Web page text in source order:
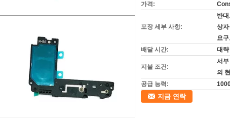
가격:
포장 세부 사항:
반
상자
요
배달 시간:
대략
지불 조건:
서
의
공급 능력:
지금 연락